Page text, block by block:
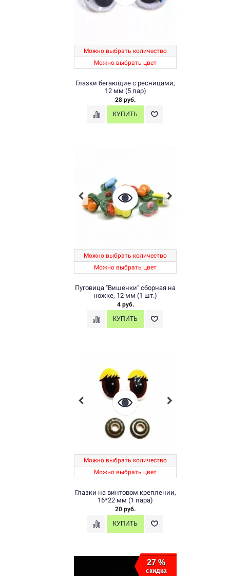
Можно выбрать количество
Можно выбрать цвет
Глазки бегающие с ресницами,
12 мм (5 пар)
28 руб.
Можно выбрать количество
Можно выбрать цвет
Пуговица "Вишенки" сборная на
ножке, 12 мм (1 шт.)
4 руб.
Можно выбрать количество
Можно выбрать цвет
Глазки на винтовом креплении,
16*22 мм (1 пара)
20 руб.
27 %
скидка